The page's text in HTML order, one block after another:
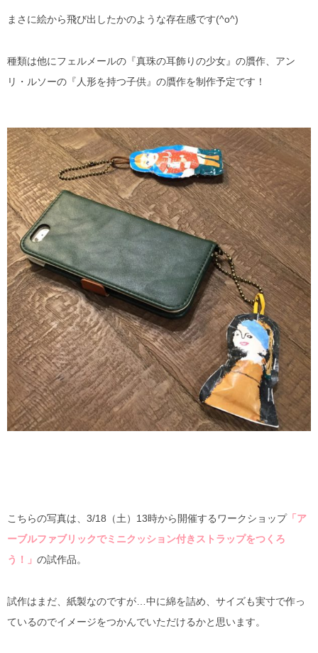
まさに絵から飛び出したかのような存在感です(^o^)
種類は他にフェルメールの『真珠の耳飾りの少女』の贋作、アン
リ・ルソーの『人形を持つ子供』の贋作を制作予定です！
こちらの写真は、3/18（土）13時から開催するワークショップ「ア
ーブルファブリックでミニクッション付きストラップをつくろ
う！」 の試作品。
試作はまだ、紙製なのですが…中に綿を詰め、サイズも実寸で作っ
ているのでイメージをつかんでいただけるかと思います。